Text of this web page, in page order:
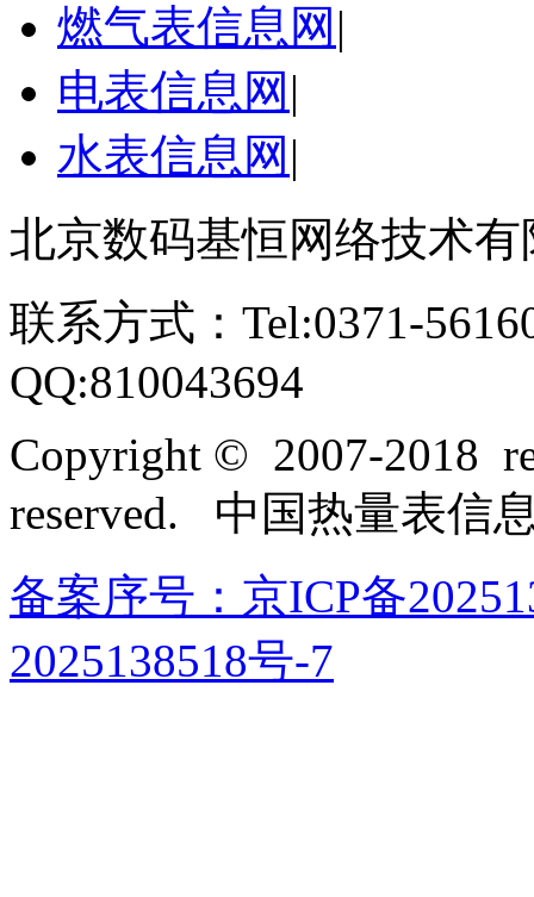
燃气表信息网 |
电表信息网 |
水表信息网 |
北京数码基恒网络技术有
联系方式：Tel:0371-
QQ:810043694
Copyright © 2007-2018
reserved. 中国热量表信
备案序号：京ICP备
2025138518号-7